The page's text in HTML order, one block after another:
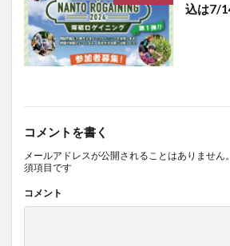
込は7/
コメントを書く
メールアドレスが公開されることはありません。
須項目です
コメント